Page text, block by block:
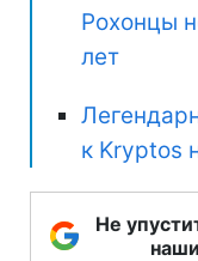
Рохонцы
лет
к Kryptos
Не